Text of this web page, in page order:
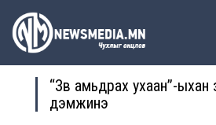
“Зөв амьдрах ухаан”-ыхан
дэмжинэ